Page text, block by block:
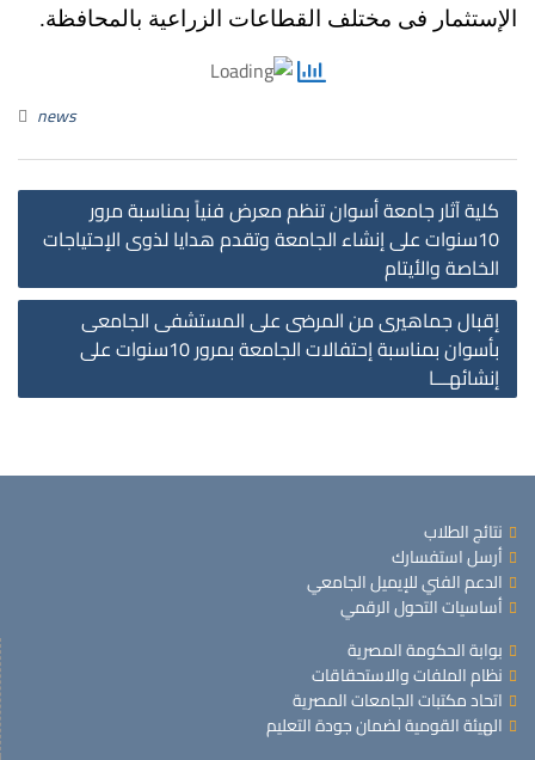
الإستثمار فى مختلف القطاعات الزراعية بالمحافظة.
news
كلية آثار جامعة أسوان تنظم معرض فنياً بمناسبة مرور
10سنوات على إنشاء الجامعة وتقدم هدايا لذوى الإحتياجات
الخاصة والأيتام
إقبال جماهيرى من المرضى على المستشفى الجامعى
بأسوان بمناسبة إحتفالات الجامعة بمرور 10سنوات على
إنشائهـــا
نتائج الطلاب
أرسل استفسارك
الدعم الفني للإيميل الجامعي
أساسيات التحول الرقمي
بوابة الحكومة المصرية
نظام الملفات والاستحقاقات
اتحاد مكتبات الجامعات المصرية
الهيئة القومية لضمان جودة التعليم